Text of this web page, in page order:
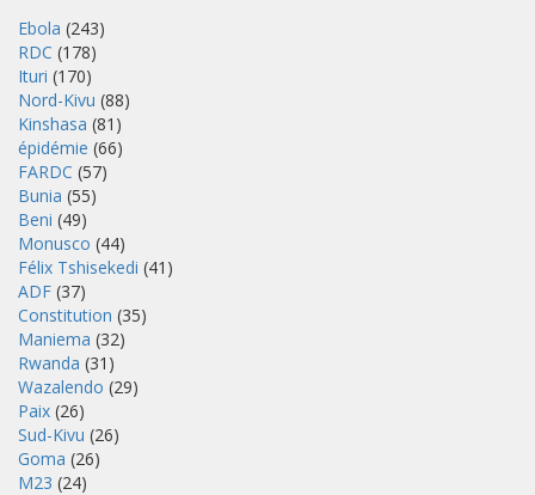
Ebola (243)
RDC (178)
Ituri (170)
Nord-Kivu (88)
Kinshasa (81)
épidémie (66)
FARDC (57)
Bunia (55)
Beni (49)
Monusco (44)
Félix Tshisekedi (41)
ADF (37)
Constitution (35)
Maniema (32)
Rwanda (31)
Wazalendo (29)
Paix (26)
Sud-Kivu (26)
Goma (26)
M23 (24)